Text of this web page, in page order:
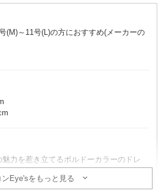
(M)～11号(L)の方におすすめ(メーカーの
力を惹き立てるボルドーカラーのドレ
女性らしさを高め、品のあるドレスアッ
ンEye'sをもっと見る